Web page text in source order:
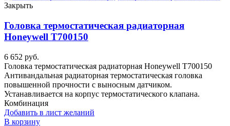
Закрыть
Головка термостатическая радиаторная
Honeywell T700150
6 652 руб.
Головка термостатическая радиаторная Honeywell T700150
Антивандальная радиаторная термостатическая головка
повышенной прочности с выносным датчиком.
Устанавливается на корпус термостатического клапана.
Комбинация
Добавить в лист желаний
В корзину